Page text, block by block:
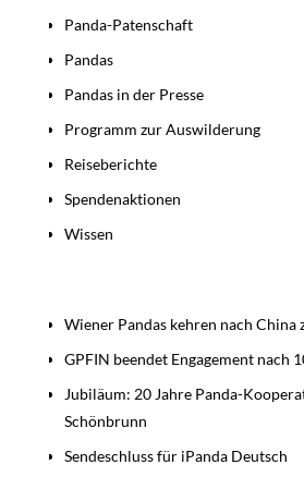
Panda-Patenschaft
Pandas
Pandas in der Presse
Programm zur Auswilderung
Reiseberichte
Spendenaktionen
Wissen
Wiener Pandas kehren nach China
GPFIN beendet Engagement nach
Jubiläum: 20 Jahre Panda-
Schönbrunn
Sendeschluss für iPanda Deutsch